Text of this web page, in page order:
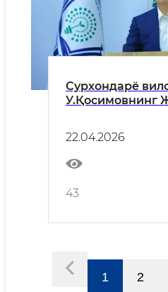
Сурхондарё
У.Қосимовнинг Жисмоний
раҳбарлари
22.04.2026
43
1 2